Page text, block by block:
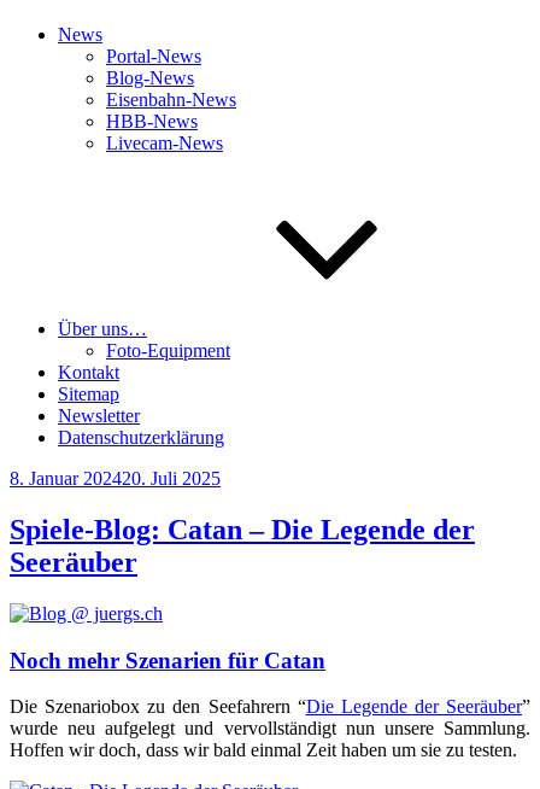
News
Portal-News
Blog-News
Eisenbahn-News
HBB-News
Livecam-News
Über uns…
Foto-Equipment
Kontakt
Sitemap
Newsletter
Datenschutzerklärung
Veröffentlicht
8. Januar 202420. Juli 2025
Spiele-Blog: Catan – Die Legende der
Seeräuber
Noch mehr Szenarien für Catan
Die Sze­na­rio­box zu den See­fah­rern “Die Legen­de der See­räu­ber”
wur­de neu auf­ge­legt und ver­voll­stän­digt nun unse­re Samm­lung.
Hof­fen wir doch, dass wir bald ein­mal Zeit haben um sie zu testen.